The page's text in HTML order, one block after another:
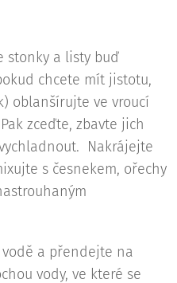
stonky a listy buď
chcete mít jistotu,
oblanšírujte ve vroucí
zceďte, zbavte jich
Nakrájejte
s česnekem, ořechy
a přendejte na
vody, ve které se